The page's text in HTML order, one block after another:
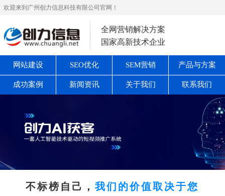
欢迎来到广州创力信息科技有限公司官网！
全网营销解决方案
国家高新技术企业
网站建设 SEO优化 SEM营销 产品与方案
成功案例 新闻资讯 关于我们 联系我们
不标榜自己，我们的价值取决于您